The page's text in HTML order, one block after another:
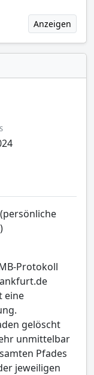
Anzeigen
Protokoll
eine
gelöscht
unmittelbar
Pfades
jeweiligen